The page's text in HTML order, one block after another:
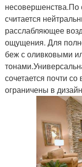
считается
расслабляющее
ощущения. Для
беж с оливковыми
сочетается почти
ограничены в